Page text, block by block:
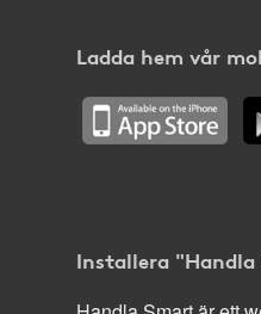
Ladda hem vår
Installera